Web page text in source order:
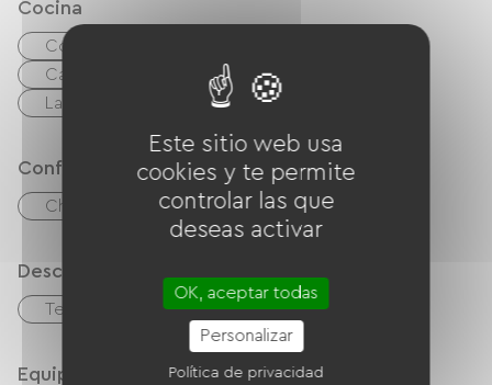
Cocina
Cocina
Campana extractora
Frigorífico
Lavavajillas
Congélateur
Confort
Chimenea
Descripción
Terraza Sala de estar / Salón
Equipos
Este sitio web usa
cookies y te permite
controlar las que
deseas activar
OK, aceptar todas
Personalizar
Política de privacidad